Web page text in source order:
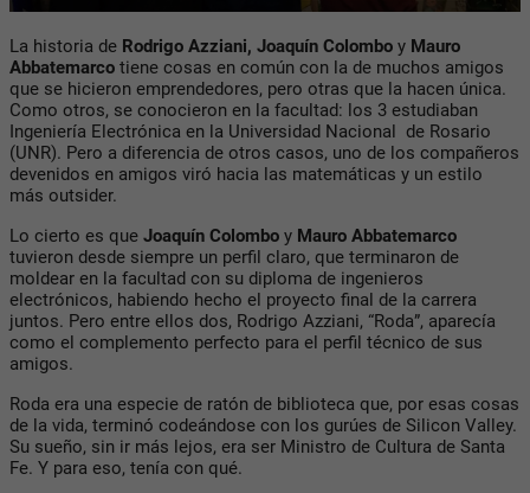
La historia de Rodrigo Azziani, Joaquín Colombo y Mauro
Abbatemarco tiene cosas en común con la de muchos amigos
que se hicieron emprendedores, pero otras que la hacen única.
Como otros, se conocieron en la facultad: los 3 estudiaban
Ingeniería Electrónica en la Universidad Nacional de Rosario
(UNR). Pero a diferencia de otros casos, uno de los compañeros
devenidos en amigos viró hacia las matemáticas y un estilo
más outsider.
Lo cierto es que Joaquín Colombo y Mauro Abbatemarco
tuvieron desde siempre un perfil claro, que terminaron de
moldear en la facultad con su diploma de ingenieros
electrónicos, habiendo hecho el proyecto final de la carrera
juntos. Pero entre ellos dos, Rodrigo Azziani, “Roda”, aparecía
como el complemento perfecto para el perfil técnico de sus
amigos.
Roda era una especie de ratón de biblioteca que, por esas cosas
de la vida, terminó codeándose con los gurúes de Silicon Valley.
Su sueño, sin ir más lejos, era ser Ministro de Cultura de Santa
Fe. Y para eso, tenía con qué.